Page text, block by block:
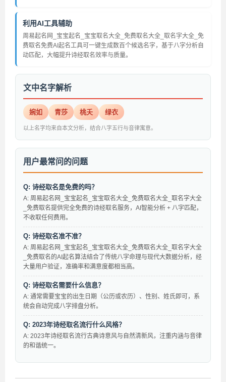
利用AI工具辅助
周易起名网_宝宝起名_宝宝取名大全_免费取名大全_取名字大全_免
费取名免费AI起名工具可一键生成数百个候选名字，基于八字分析自
动匹配，大幅提升诗经取名效率与质量。
文中名字解析
婉如 青莎 桃夭 绿衣
以上名字均来自本文分析，结合八字五行与音律寓意。
用户最常问的问题
Q: 诗经取名是免费的吗？
A: 周易起名网_宝宝起名_宝宝取名大全_免费取名大全_取名字大全
_免费取名提供完全免费的诗经取名服务，AI智能分析 + 八字匹配，
不收取任何费用。
Q: 诗经取名准不准？
A: 周易起名网_宝宝起名_宝宝取名大全_免费取名大全_取名字大全
_免费取名的AI起名算法结合了传统八字命理与现代大数据分析，经
大量用户验证，准确率和满意度都相当高。
Q: 诗经取名需要什么信息？
A: 通常需要宝宝的出生日期（公历或农历）、性别、姓氏即可，系
统会自动完成八字排盘分析。
Q: 2023年诗经取名流行什么风格？
A: 2023年诗经取名流行古典诗意风与自然清新风，注重内涵与音律
的和谐统一。